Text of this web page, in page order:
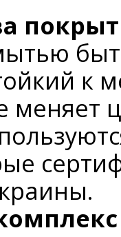
к
меняет